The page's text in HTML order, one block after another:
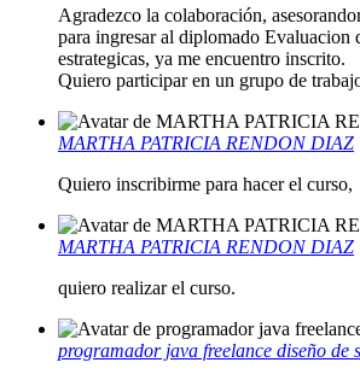
Agradezco la colaboración,
para ingresar al diplomado Evaluacion
estrategicas, ya me encuentro inscrito.
Quiero participar en un grupo de
MARTHA PATRICIA RENDON DIAZ
Quiero inscribirme para hacer el curso,
MARTHA PATRICIA RENDON DIAZ
quiero realizar el curso.
programador java freelance diseño de